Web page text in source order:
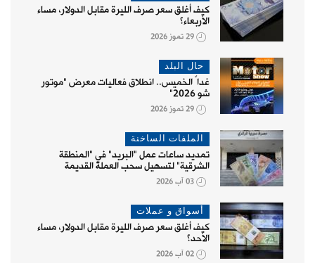
كيف أغلق سعر صرف الليرة مقابل الدولار، مساء
الأربعاء؟
29 تموز 2026
حال البلد
غداً الخميس.. انطلاق فعاليات معرض "موتور
شو 2026"
29 تموز 2026
الملفات الساخنة
تمديد ساعات عمل "البريد" في "المنطقة
الشرقية" لتسهيل سحب العملة القديمة
03 آب 2026
أسواق و عملات
كيف أغلق سعر صرف الليرة مقابل الدولار، مساء
الأحد؟
02 آب 2026